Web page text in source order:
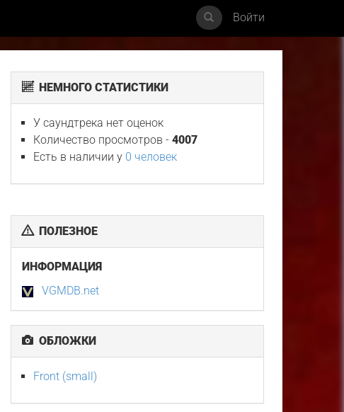
Войти
НЕМНОГО СТАТИСТИКИ
У саундтрека нет оценок
Количество просмотров -4007
Есть в наличии у 0 человек
ПОЛЕЗНОЕ
ИНФОРМАЦИЯ
VGMDB.net
ОБЛОЖКИ
Front (small)